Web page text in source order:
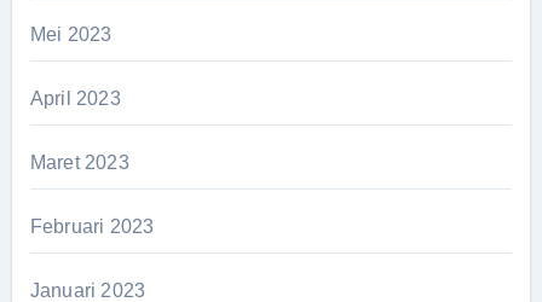
Mei 2023
April 2023
Maret 2023
Februari 2023
Januari 2023